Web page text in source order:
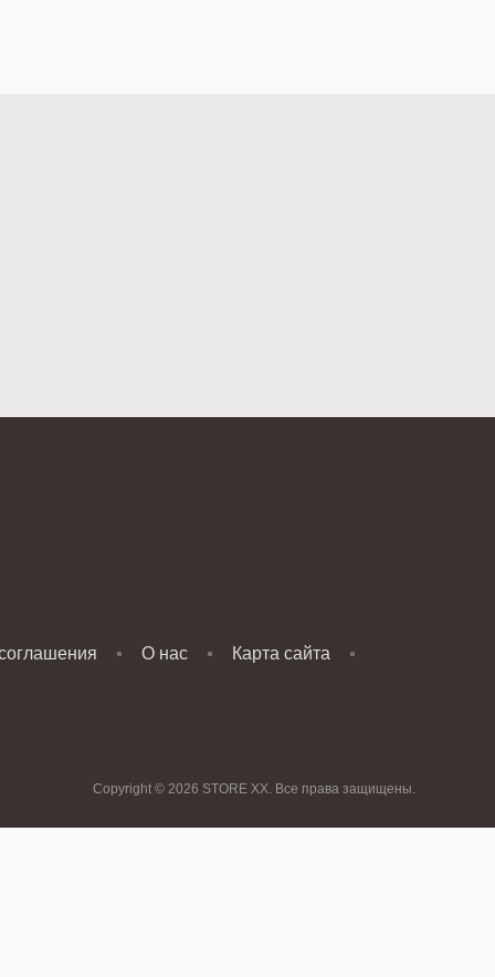
О нас Карта сайта
Copyright © 2026 STORE XX. Все права защищены.